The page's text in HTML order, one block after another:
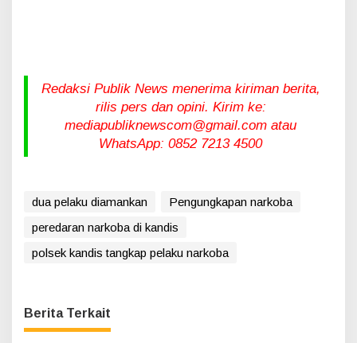
Redaksi Publik News menerima kiriman berita,
rilis pers dan opini. Kirim ke:
mediapubliknewscom@gmail.com atau
WhatsApp: 0852 7213 4500
dua pelaku diamankan
Pengungkapan narkoba
peredaran narkoba di kandis
polsek kandis tangkap pelaku narkoba
Berita Terkait